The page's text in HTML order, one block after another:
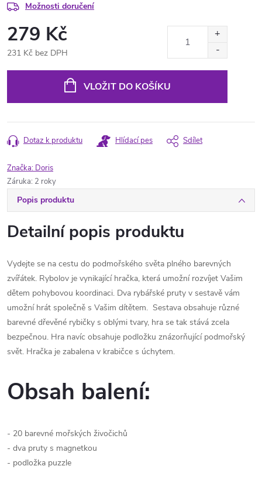
Možnosti doručení
279 Kč
231 Kč bez DPH
VLOŽIT DO KOŠÍKU
Dotaz k produktu Hlídací pes Sdílet
Značka: Doris
Záruka: 2 roky
Popis produktu
Detailní popis produktu
Vydejte se na cestu do podmořského světa plného barevných
zvířátek. Rybolov je vynikající hračka, která umožní rozvíjet Vašim
dětem pohybovou koordinaci. Dva rybářské pruty v sestavě vám
umožní hrát společně s Vašim dítětem. Sestava obsahuje různé
barevné dřevěné rybičky s oblými tvary, hra se tak stává zcela
bezpečnou. Hra navíc obsahuje podložku znázorňující podmořský
svět. Hračka je zabalena v krabičce s úchytem.
Obsah balení:
- 20 barevné mořských živočichů
- dva pruty s magnetkou
- podložka puzzle